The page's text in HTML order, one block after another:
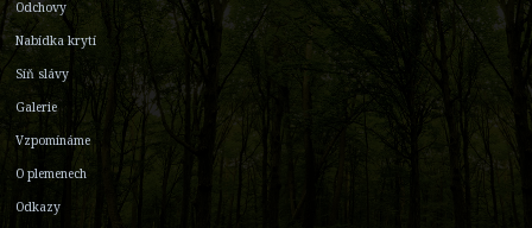
Odchovy
Nabídka krytí
Síň slávy
Galerie
Vzpomínáme
O plemenech
Odkazy